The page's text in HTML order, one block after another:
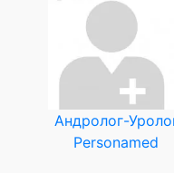
Андролог-
Personamed